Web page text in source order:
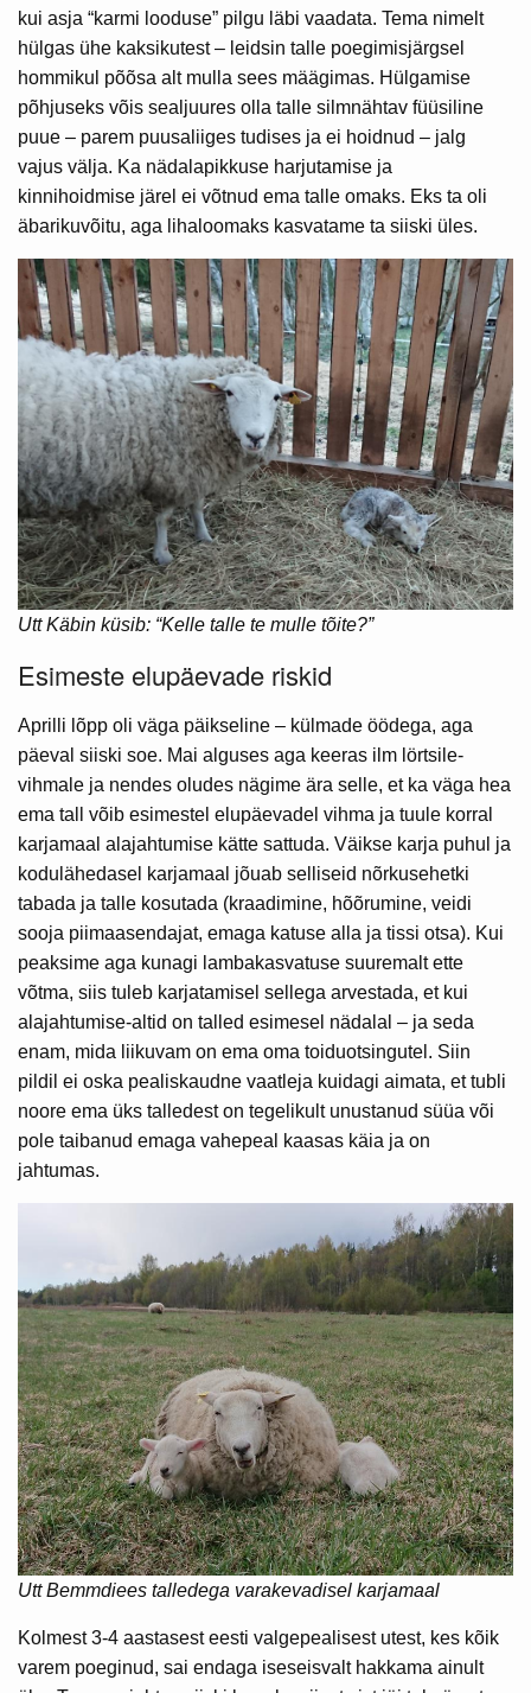
kui asja “karmi looduse” pilgu läbi vaadata. Tema nimelt
hülgas ühe kaksikutest – leidsin talle poegimisjärgsel
hommikul põõsa alt mulla sees määgimas. Hülgamise
põhjuseks võis sealjuures olla talle silmnähtav füüsiline
puue – parem puusaliiges tudises ja ei hoidnud – jalg
vajus välja. Ka nädalapikkuse harjutamise ja
kinnihoidmise järel ei võtnud ema talle omaks. Eks ta oli
äbarikuvõitu, aga lihaloomaks kasvatame ta siiski üles.
Utt Käbin küsib: “Kelle talle te mulle tõite?”
Esimeste elupäevade riskid
Aprilli lõpp oli väga päikseline – külmade öödega, aga
päeval siiski soe. Mai alguses aga keeras ilm lörtsile-
vihmale ja nendes oludes nägime ära selle, et ka väga hea
ema tall võib esimestel elupäevadel vihma ja tuule korral
karjamaal alajahtumise kätte sattuda. Väikse karja puhul ja
kodulähedasel karjamaal jõuab selliseid nõrkusehetki
tabada ja talle kosutada (kraadimine, hõõrumine, veidi
sooja piimaasendajat, emaga katuse alla ja tissi otsa). Kui
peaksime aga kunagi lambakasvatuse suuremalt ette
võtma, siis tuleb karjatamisel sellega arvestada, et kui
alajahtumise-altid on talled esimesel nädalal – ja seda
enam, mida liikuvam on ema oma toiduotsingutel. Siin
pildil ei oska pealiskaudne vaatleja kuidagi aimata, et tubli
noore ema üks talledest on tegelikult unustanud süüa või
pole taibanud emaga vahepeal kaasas käia ja on
jahtumas.
Utt Bemmdiees talledega varakevadisel karjamaal
Kolmest 3-4 aastasest eesti valgepealisest utest, kes kõik
varem poeginud, sai endaga iseseisvalt hakkama ainult